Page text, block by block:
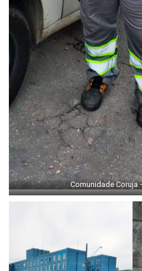
Comunidade Coruja